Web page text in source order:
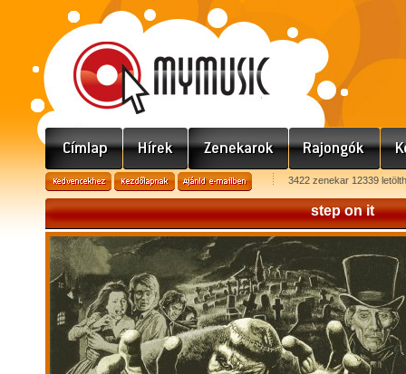
3422 zenekar 12339
step on it